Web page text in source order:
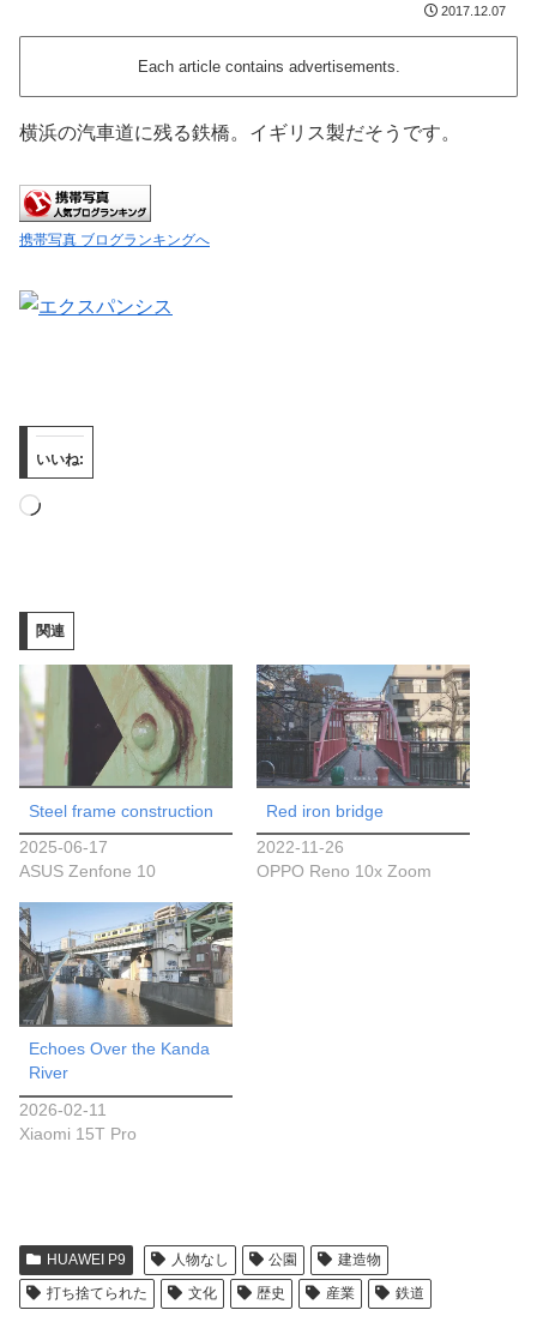
2017.12.07
Each article contains advertisements.
横浜の汽車道に残る鉄橋。イギリス製だそうです。
携帯写真 ブログランキングへ
いいね:
読
み
中…
関連
Steel frame construction
2025-06-17
ASUS Zenfone 10
Red iron bridge
2022-11-26
OPPO Reno 10x Zoom
Echoes Over the Kanda
River
2026-02-11
Xiaomi 15T Pro
HUAWEI P9 人物なし 公園
建造物
打ち捨てられた
文化 歴史 産業 鉄道